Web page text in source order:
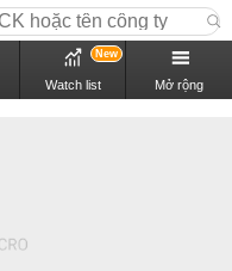
Watch list
New
Mở rộng